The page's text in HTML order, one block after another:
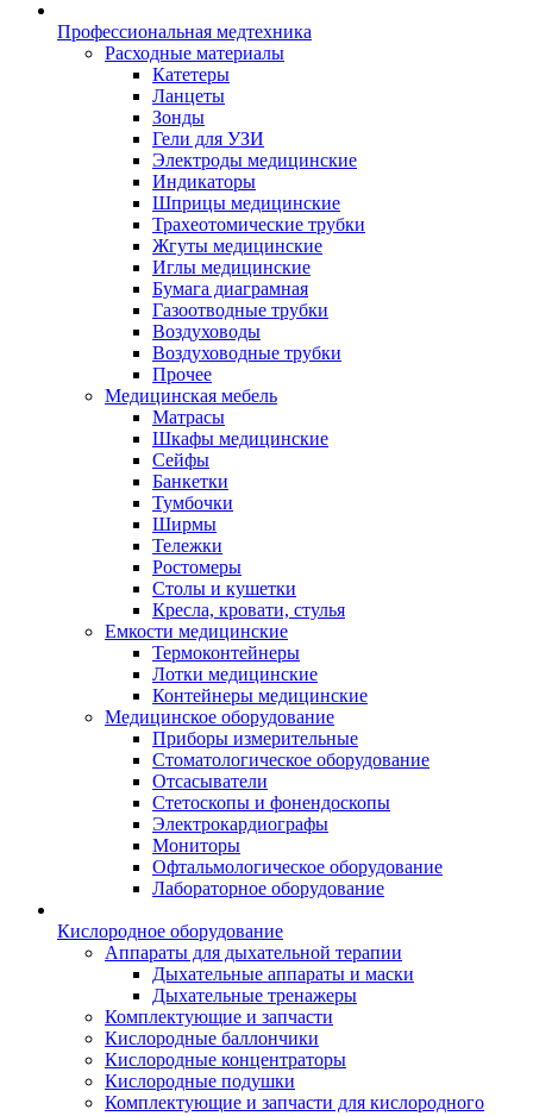
Профессиональная медтехника
Расходные материалы
Катетеры
Ланцеты
Зонды
Гели для УЗИ
Электроды медицинские
Индикаторы
Шприцы медицинские
Трахеотомические трубки
Жгуты медицинские
Иглы медицинские
Бумага диаграмная
Газоотводные трубки
Воздуховоды
Воздуховодные трубки
Прочее
Медицинская мебель
Матрасы
Шкафы медицинские
Сейфы
Банкетки
Тумбочки
Ширмы
Тележки
Ростомеры
Столы и кушетки
Кресла, кровати, стулья
Емкости медицинские
Термоконтейнеры
Лотки медицинские
Контейнеры медицинские
Медицинское оборудование
Приборы измерительные
Стоматологическое оборудование
Отсасыватели
Стетоскопы и фонендоскопы
Электрокардиографы
Мониторы
Офтальмологическое оборудование
Лабораторное оборудование
Кислородное оборудование
Аппараты для дыхательной терапии
Дыхательные аппараты и маски
Дыхательные тренажеры
Комплектующие и запчасти
Кислородные баллончики
Кислородные концентраторы
Кислородные подушки
Комплектующие и запчасти для кислородного